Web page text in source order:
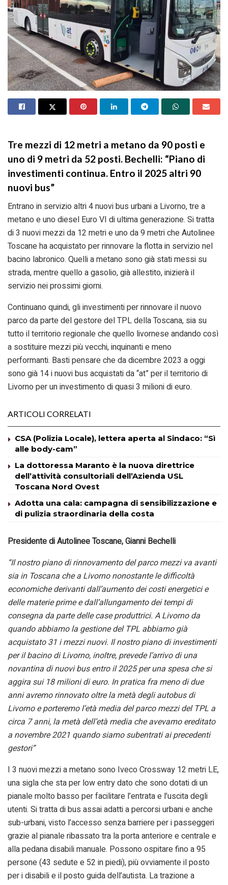
Tre mezzi di 12 metri a metano da 90 posti e
uno di 9 metri da 52 posti. Bechelli: “Piano di
investimenti continua. Entro il 2025 altri 90
nuovi bus”
Entrano in servizio altri 4 nuovi bus urbani a Livorno, tre a
metano e uno diesel Euro VI di ultima generazione. Si tratta
di 3 nuovi mezzi da 12 metri e uno da 9 metri che Autolinee
Toscane ha acquistato per rinnovare la flotta in servizio nel
bacino labronico. Quelli a metano sono già stati messi su
strada, mentre quello a gasolio, già allestito, inizierà il
servizio nei prossimi giorni.
Continuano quindi, gli investimenti per rinnovare il nuovo
parco da parte del gestore del TPL della Toscana, sia su
tutto il territorio regionale che quello livornese andando così
a sostituire mezzi più vecchi, inquinanti e meno
performanti. Basti pensare che da dicembre 2023 a oggi
sono già 14 i nuovi bus acquistati da “at” per il territorio di
Livorno per un investimento di quasi 3 milioni di euro.
ARTICOLI CORRELATI
CSA (Polizia Locale), lettera aperta al Sindaco: “Sì
alle body-cam”
La dottoressa Maranto è la nuova direttrice
dell’attività consultoriali dell’Azienda USL
Toscana Nord Ovest
Adotta una cala: campagna di sensibilizzazione e
di pulizia straordinaria della costa
Presidente di Autolinee Toscane, Gianni Bechelli
“Il nostro piano di rinnovamento del parco mezzi va avanti
sia in Toscana che a Livorno nonostante le difficoltà
economiche derivanti dall’aumento dei costi energetici e
delle materie prime e dall’allungamento dei tempi di
consegna da parte delle case produttrici. A Livorno da
quando abbiamo la gestione del TPL abbiamo già
acquistato 31 i mezzi nuovi. Il nostro piano di investimenti
per il bacino di Livorno, inoltre, prevede l’arrivo di una
novantina di nuovi bus entro il 2025 per una spesa che si
aggira sui 18 milioni di euro. In pratica fra meno di due
anni avremo rinnovato oltre la metà degli autobus di
Livorno e porteremo l’età media del parco mezzi del TPL a
circa 7 anni, la metà dell’età media che avevamo ereditato
a novembre 2021 quando siamo subentrati ai precedenti
gestori”
I 3 nuovi mezzi a metano sono Iveco Crossway 12 metri LE,
una sigla che sta per low entry dato che sono dotati di un
pianale molto basso per facilitare l’entrata e l’uscita degli
utenti. Si tratta di bus assai adatti a percorsi urbani e anche
sub-urbani, visto l’accesso senza barriere per i passeggeri
grazie al pianale ribassato tra la porta anteriore e centrale e
alla pedana disabili manuale. Possono ospitare fino a 95
persone (43 sedute e 52 in piedi), più ovviamente il posto
per i disabili e il posto guida dell’autista. La trazione a